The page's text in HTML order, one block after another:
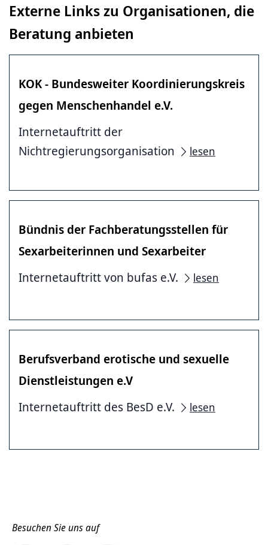
Externe Links zu Organisationen, die
Beratung anbieten
KOK - Bundesweiter Koordinierungskreis
gegen Menschenhandel e.V.
Internetauftritt der
Nichtregierungsorganisation
lesen
Bündnis der Fachberatungsstellen für
Sexarbeiterinnen und Sexarbeiter
Internetauftritt von bufas e.V.
lesen
Berufsverband erotische und sexuelle
Dienstleistungen e.V
Internetauftritt des BesD e.V.
lesen
Besuchen Sie uns auf